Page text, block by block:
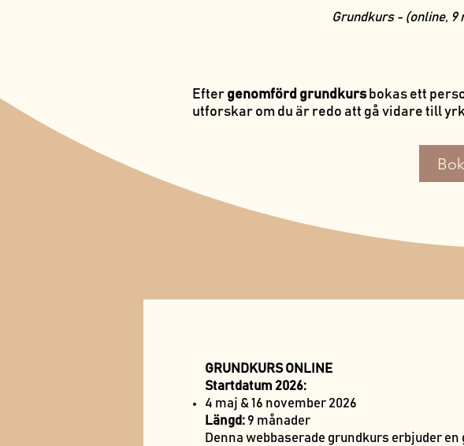
Grundkurs - (online, 9
Efter genomförd grundkursbokas ett
utforskar om du är redo att gå vidare till
GRUNDKURS ONLINE
Startdatum 2026:
4 maj & 16 november 2026
Längd: 9 månader
Denna webbaserade grundkurs erbjuder